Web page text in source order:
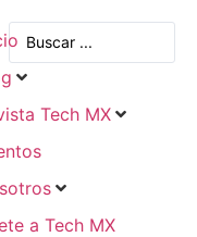
Tech MX
a Tech MX